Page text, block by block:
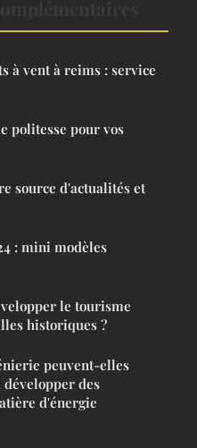
à vent à reims : service
politesse pour vos
source d'actualités et
: mini modèles
le tourisme
historiques ?
peuvent-elles
des
d'énergie